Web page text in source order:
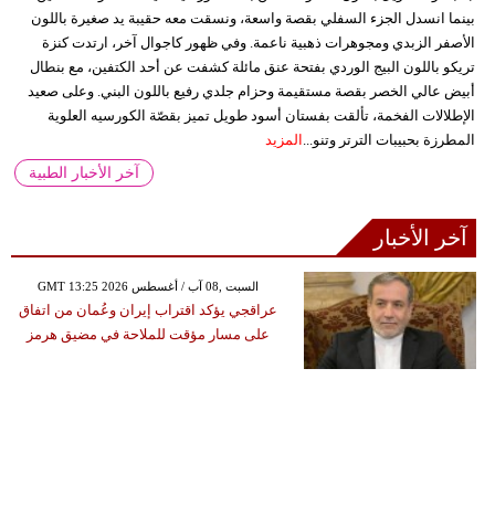
بينما انسدل الجزء السفلي بقصة واسعة، ونسقت معه حقيبة يد صغيرة باللون
الأصفر الزبدي ومجوهرات ذهبية ناعمة. وفي ظهور كاجوال آخر، ارتدت كنزة
تريكو باللون البيج الوردي بفتحة عنق مائلة كشفت عن أحد الكتفين، مع بنطال
أبيض عالي الخصر بقصة مستقيمة وحزام جلدي رفيع باللون البني. وعلى صعيد
الإطلالات الفخمة، تألقت بفستان أسود طويل تميز بقصّة الكورسيه العلوية
المطرزة بحبيبات الترتر وتنو...
المزيد
آخر الأخبار الطبية
آخر الأخبار
GMT 13:25 2026 السبت ,08 آب / أغسطس
عراقجي يؤكد اقتراب إيران وعُمان من اتفاق
على مسار مؤقت للملاحة في مضيق هرمز